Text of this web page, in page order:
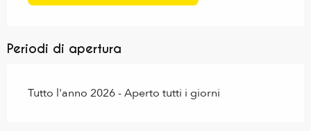
Periodi di apertura
Tutto l'anno 2026 - Aperto tutti i giorni